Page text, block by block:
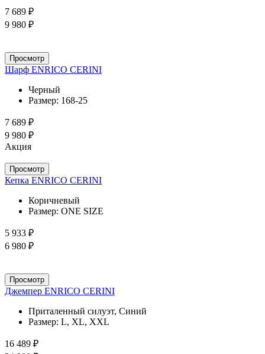
7 689 ₽
9 980 ₽
Просмотр
Шарф ENRICO CERINI
Черный
Размер: 168-25
7 689 ₽
9 980 ₽
Акция
Просмотр
Кепка ENRICO CERINI
Коричневый
Размер: ONE SIZE
5 933 ₽
6 980 ₽
Просмотр
Джемпер ENRICO CERINI
Приталенный силуэт, Синий
Размер: L, XL, XXL
16 489 ₽